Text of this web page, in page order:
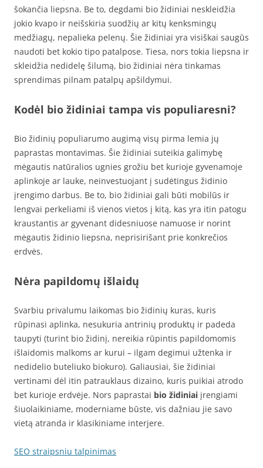
šokančia liepsna. Be to, degdami bio židiniai neskleidžia
jokio kvapo ir neišskiria suodžių ar kitų kenksmingų
medžiagų, nepalieka pelenų. Šie židiniai yra visiškai saugūs
naudoti bet kokio tipo patalpose. Tiesa, nors tokia liepsna ir
skleidžia nedidelę šilumą, bio židiniai nėra tinkamas
sprendimas pilnam patalpų apšildymui.
Kodėl bio židiniai tampa vis populiaresni?
Bio židinių populiarumo augimą visų pirma lemia jų
paprastas montavimas. Šie židiniai suteikia galimybę
mėgautis natūralios ugnies grožiu bet kurioje gyvenamoje
aplinkoje ar lauke, neinvestuojant į sudėtingus židinio
įrengimo darbus. Be to, bio židiniai gali būti mobilūs ir
lengvai perkeliami iš vienos vietos į kitą, kas yra itin patogu
kraustantis ar gyvenant didesniuose namuose ir norint
mėgautis židinio liepsna, neprisirišant prie konkrečios
erdvės.
Nėra papildomų išlaidų
Svarbiu privalumu laikomas bio židinių kuras, kuris
rūpinasi aplinka, nesukuria antrinių produktų ir padeda
taupyti (turint bio židinį, nereikia rūpintis papildomomis
išlaidomis malkoms ar kurui – ilgam degimui užtenka ir
nedidelio buteliuko biokuro). Galiausiai, šie židiniai
vertinami dėl itin patrauklaus dizaino, kuris puikiai atrodo
bet kurioje erdvėje. Nors paprastai bio židiniai įrengiami
šiuolaikiniame, moderniame būste, vis dažniau jie savo
vietą atranda ir klasikiniame interjere.
SEO straipsniu talpinimas